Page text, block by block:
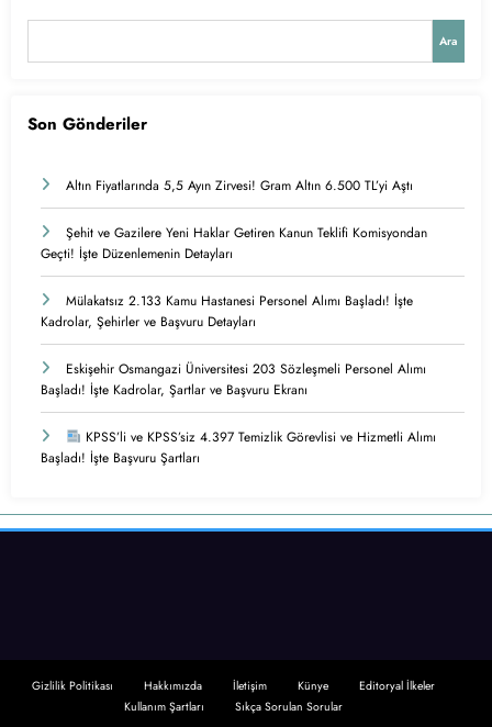
Ara
Son Gönderiler
Altın Fiyatlarında 5,5 Ayın Zirvesi! Gram Altın 6.500 TL’yi Aştı
Şehit ve Gazilere Yeni Haklar Getiren Kanun Teklifi Komisyondan
Geçti! İşte Düzenlemenin Detayları
Mülakatsız 2.133 Kamu Hastanesi Personel Alımı Başladı! İşte
Kadrolar, Şehirler ve Başvuru Detayları
Eskişehir Osmangazi Üniversitesi 203 Sözleşmeli Personel Alımı
Başladı! İşte Kadrolar, Şartlar ve Başvuru Ekranı
KPSS’li ve KPSS’siz 4.397 Temizlik Görevlisi ve Hizmetli Alımı
Başladı! İşte Başvuru Şartları
Gizlilik Politikası Hakkımızda İletişim Künye
Editoryal İlkeler
Kullanım Şartları
Sıkça Sorulan Sorular